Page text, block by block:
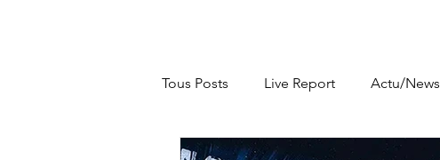
Tous Posts Live Report Actu/News